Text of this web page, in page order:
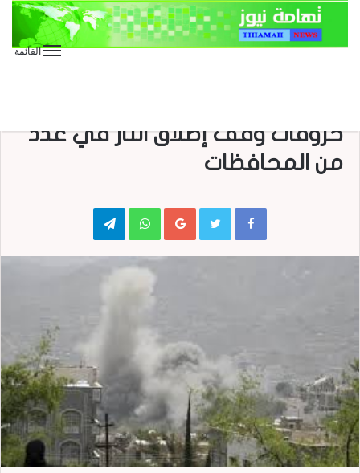
القائمة
خروقات وقف إطلاق النار في عدد
من المحافظات
Google+
WhatsApp
Telegram